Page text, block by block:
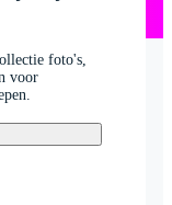
foto's,
voor